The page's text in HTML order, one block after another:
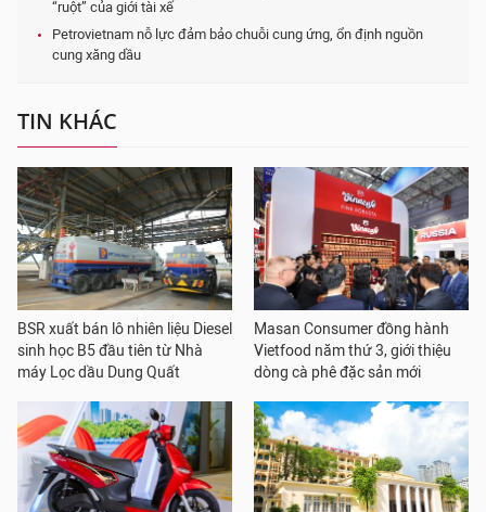
“ruột” của giới tài xế
Petrovietnam nỗ lực đảm bảo chuỗi cung ứng, ổn định nguồn
cung xăng dầu
TIN KHÁC
BSR xuất bán lô nhiên liệu Diesel
sinh học B5 đầu tiên từ Nhà
máy Lọc dầu Dung Quất
Masan Consumer đồng hành
Vietfood năm thứ 3, giới thiệu
dòng cà phê đặc sản mới